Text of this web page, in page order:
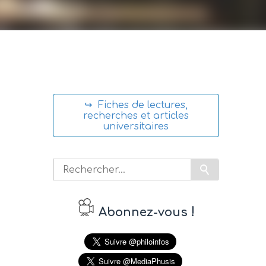
↪ Fiches de lectures,
recherches et articles
universitaires
Abonnez-vous !